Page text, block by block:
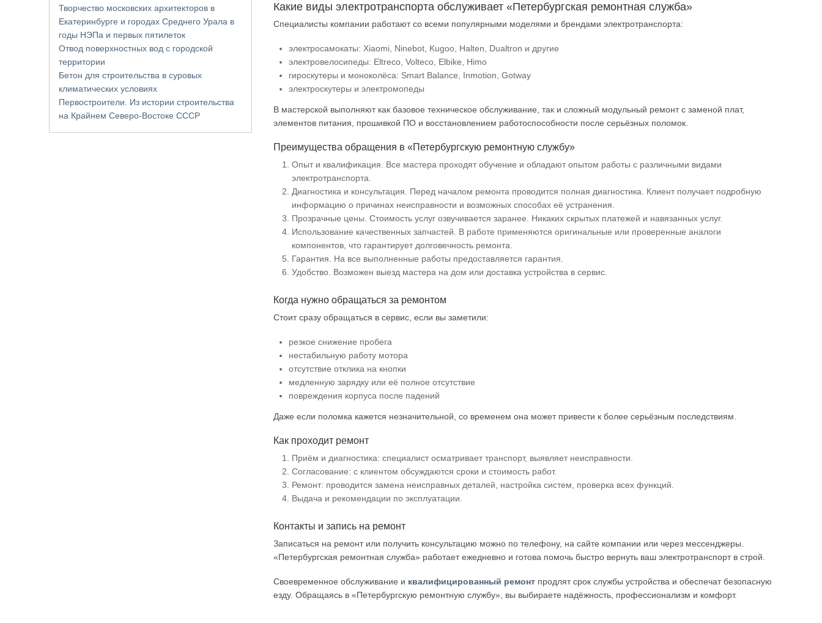
Какие виды электротранспорта обслуживает «Петербургская ремонтная служба»
Специалисты компании работают со всеми популярными моделями и брендами электротранспорта:
электросамокаты: Xiaomi, Ninebot, Kugoo, Halten, Dualtron и другие
электровелосипеды: Eltreco, Volteco, Elbike, Himo
гироскутеры и моноколёса: Smart Balance, Inmotion, Gotway
электроскутеры и электромопеды
В мастерской выполняют как базовое техническое обслуживание, так и сложный модульный ремонт с заменой плат,
элементов питания, прошивкой ПО и восстановлением работоспособности после серьёзных поломок.
Преимущества обращения в «Петербургскую ремонтную службу»
Опыт и квалификация. Все мастера проходят обучение и обладают опытом работы с различными видами
электротранспорта.
Диагностика и консультация. Перед началом ремонта проводится полная диагностика. Клиент получает подробную
информацию о причинах неисправности и возможных способах её устранения.
Прозрачные цены. Стоимость услуг озвучивается заранее. Никаких скрытых платежей и навязанных услуг.
Использование качественных запчастей. В работе применяются оригинальные или проверенные аналоги
компонентов, что гарантирует долговечность ремонта.
Гарантия. На все выполненные работы предоставляется гарантия.
Удобство. Возможен выезд мастера на дом или доставка устройства в сервис.
Когда нужно обращаться за ремонтом
Стоит сразу обращаться в сервис, если вы заметили:
резкое снижение пробега
нестабильную работу мотора
отсутствие отклика на кнопки
медленную зарядку или её полное отсутствие
повреждения корпуса после падений
Даже если поломка кажется незначительной, со временем она может привести к более серьёзным последствиям.
Как проходит ремонт
Приём и диагностика: специалист осматривает транспорт, выявляет неисправности.
Согласование: с клиентом обсуждаются сроки и стоимость работ.
Ремонт: проводится замена неисправных деталей, настройка систем, проверка всех функций.
Выдача и рекомендации по эксплуатации.
Контакты и запись на ремонт
Записаться на ремонт или получить консультацию можно по телефону, на сайте компании или через мессенджеры.
«Петербургская ремонтная служба» работает ежедневно и готова помочь быстро вернуть ваш электротранспорт в строй.
Своевременное обслуживание и квалифицированный ремонт продлят срок службы устройства и обеспечат безопасную
езду. Обращаясь в «Петербургскую ремонтную службу», вы выбираете надёжность, профессионализм и комфорт.
Творчество московских архитекторов в
Екатеринбурге и городах Среднего Урала в
годы НЭПа и первых пятилеток
Отвод поверхностных вод с городской
территории
Бетон для строительства в суровых
климатических условиях
Первостроители. Из истории строительства
на Крайнем Северо-Востоке СССР